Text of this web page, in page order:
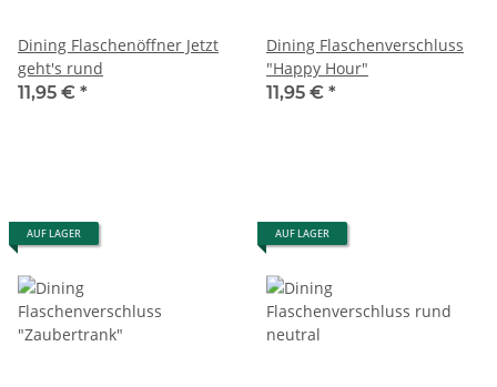
Dining Flaschenöffner Jetzt
geht's rund
11,95 € *
Dining Flaschenverschluss
"Happy Hour"
11,95 € *
AUF LAGER AUF LAGER